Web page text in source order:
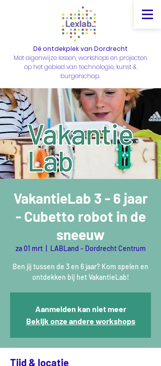
Dé ontdekplek van Dordrecht
Met eigenwijze lessen, workshops en projecten
op het gebied van technologie, kunst &
burgerschap.
VakantieLab 3 - 6 jaar
- Cubetto robot in de
sneeuw
za 01 mrt
  |
LABLand - Dordrecht Centrum
Ben jij tussen de 3 en 6 jaar? Kom spelen en
ontdekken bij het VakantieLab!
Aanmelden kan niet meer
Bekijk onze andere workshops
Tijd & locatie